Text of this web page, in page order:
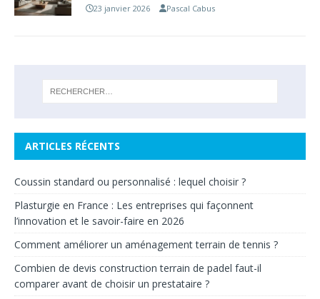
23 janvier 2026 Pascal Cabus
ARTICLES RÉCENTS
Coussin standard ou personnalisé : lequel choisir ?
Plasturgie en France : Les entreprises qui façonnent
l’innovation et le savoir-faire en 2026
Comment améliorer un aménagement terrain de tennis ?
Combien de devis construction terrain de padel faut-il
comparer avant de choisir un prestataire ?